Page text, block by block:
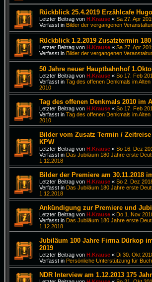
Rückblick 25.4.2019 Erzählcafe
Letzter Beitrag von H.Krause « Sa 27. Apr
Verfasst in Bilder der vergangenen
Rückblick 1.2.2019 Zusatztermin
Letzter Beitrag von H.Krause « Sa 27. Apr
Verfasst in Bilder der vergangenen
50 Jahre neuer Hauptbahnhof
Letzter Beitrag von H.Krause « So 17. Feb
Verfasst in Tag des offenen Denkmals im
2010
Tag des offenen Denkmals 2010 im
Letzter Beitrag von H.Krause « So 17. Feb
Verfasst in Tag des offenen Denkmals im
2010
Bilder vom Zusatz Termin / Zeitreise
KPW
Letzter Beitrag von H.Krause « So 16. Dez
Verfasst in Das Jubiläum 180 Jahre erste
1.12.2018
Bilder der Premiere am 30.11.2018
Letzter Beitrag von H.Krause « So 2. Dez
Verfasst in Das Jubiläum 180 Jahre erste
1.12.2018
Ankündigung zur Premiere und
Letzter Beitrag von H.Krause « Do 1. Nov
Verfasst in Das Jubiläum 180 Jahre erste
1.12.2018
Jubiläum 100 Jahre Firma Dürkop
2019
Letzter Beitrag von H.Krause « Di 30. Okt
Verfasst in Persönliche Unterstützung für
NDR Interview am 1.12.2013 175